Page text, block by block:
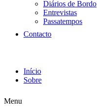
Diários de Bordo
Entrevistas
Passatempos
Contacto
Início
Sobre
Menu